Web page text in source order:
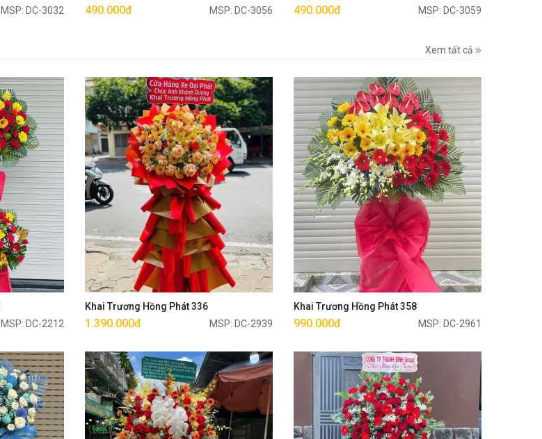
MSP: DC-3032 490.000đ MSP: DC-3056 490.000đ MSP: DC-3059
Xem tất cả
MSP: DC-2212
Khai Trương Hồng Phát 336
1.390.000đ MSP: DC-2939
Mua ngay
Khai Trương Hồng Phát 358
990.000đ MSP: DC-2961
Mua ngay